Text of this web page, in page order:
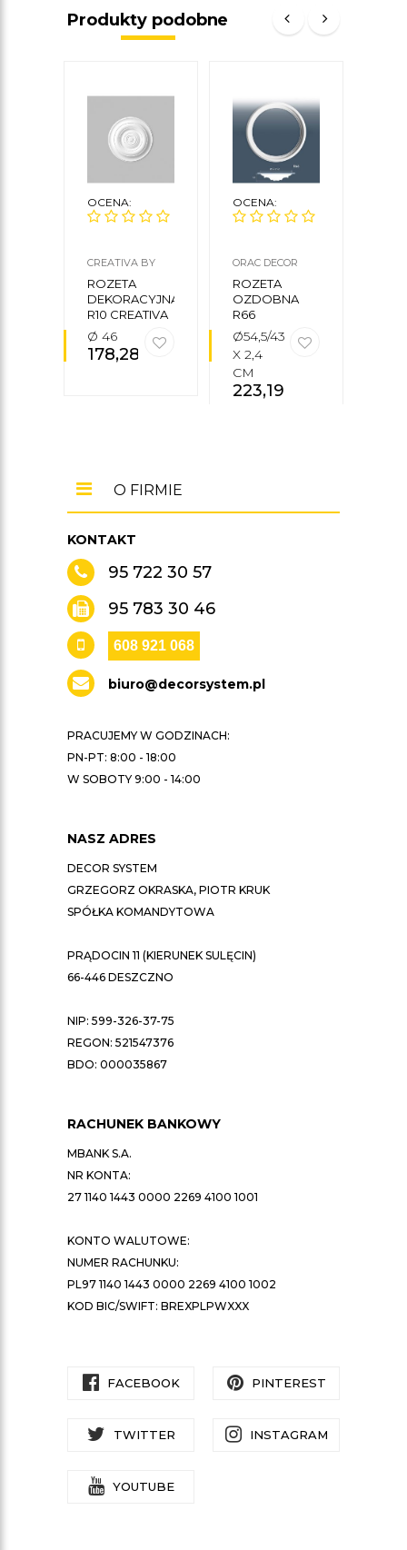
Produkty podobne
OCENA:
CREATIVA BY
CEZAR
ROZETA
DEKORACYJNA
R10 CREATIVA
Ø 46
178,28
OCENA:
ORAC DECOR
ROZETA
OZDOBNA
R66
Ø54,5/43
X 2,4
CM
223,19
KONTAKT
95 722 30 57
95 783 30 46
608 921 068
biuro@decorsystem.pl
PRACUJEMY W GODZINACH:
PN-PT: 8:00 - 18:00
W SOBOTY 9:00 - 14:00
NASZ ADRES
DECOR SYSTEM
GRZEGORZ OKRASKA, PIOTR KRUK
SPÓŁKA KOMANDYTOWA
PRĄDOCIN 11 (KIERUNEK SULĘCIN)
66-446 DESZCZNO
NIP: 599-326-37-75
REGON: 521547376
BDO: 000035867
O FIRMIE
RACHUNEK BANKOWY
MBANK S.A.
NR KONTA:
27 1140 1443 0000 2269 4100 1001
KONTO WALUTOWE:
NUMER RACHUNKU:
PL97 1140 1443 0000 2269 4100 1002
KOD BIC/SWIFT: BREXPLPWXXX
FACEBOOK PINTEREST
TWITTER INSTAGRAM
YOUTUBE